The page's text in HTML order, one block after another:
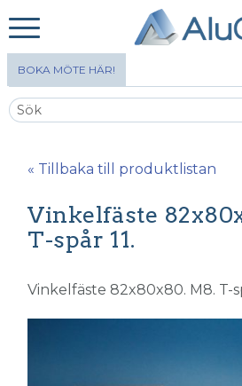
BOKA MÖTE HÄR!
« Tillbaka till produktlistan
Vinkelfäste
T-spår 11.
Vinkelfäste 82x80x80. M8. T-